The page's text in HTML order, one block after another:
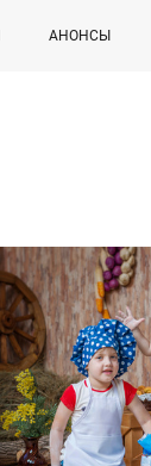
АНОНСЫ